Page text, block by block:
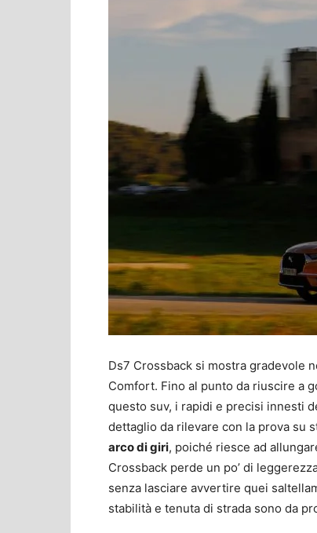
Ds7 Crossback si mostra gradevole
Comfort. Fino al punto da riuscire a
questo suv, i rapidi e precisi innesti
dettaglio da rilevare con la prova su
arco di giri, poiché riesce ad
Crossback perde un po’ di
senza lasciare avvertire quei
stabilità e tenuta di strada sono da